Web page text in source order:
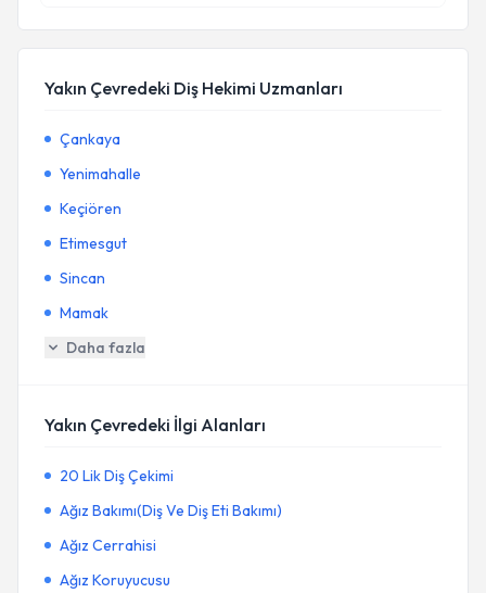
Yakın Çevredeki Diş Hekimi Uzmanları
Çankaya
Yenimahalle
Keçiören
Etimesgut
Sincan
Mamak
Daha fazla
Yakın Çevredeki İlgi Alanları
20 Lik Diş Çekimi
Ağız Bakımı(Diş Ve Diş Eti Bakımı)
Ağız Cerrahisi
Ağız Koruyucusu